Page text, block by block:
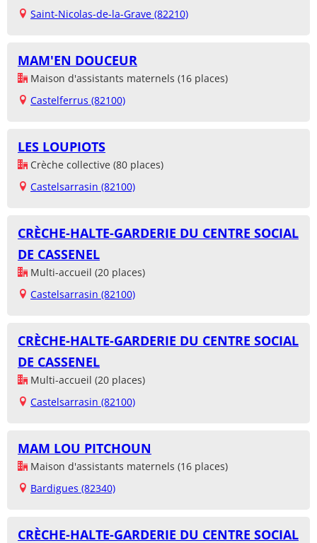
Saint-Nicolas-de-la-Grave (82210)
MAM'EN DOUCEUR
Maison d'assistants maternels (16 places)
Castelferrus (82100)
LES LOUPIOTS
Crèche collective (80 places)
Castelsarrasin (82100)
CRÈCHE-HALTE-GARDERIE DU CENTRE SOCIAL
DE CASSENEL
Multi-accueil (20 places)
Castelsarrasin (82100)
CRÈCHE-HALTE-GARDERIE DU CENTRE SOCIAL
DE CASSENEL
Multi-accueil (20 places)
Castelsarrasin (82100)
MAM LOU PITCHOUN
Maison d'assistants maternels (16 places)
Bardigues (82340)
CRÈCHE-HALTE-GARDERIE DU CENTRE SOCIAL